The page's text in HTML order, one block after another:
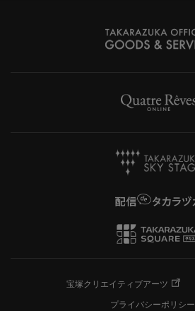
宝塚クリエイティブアーツ
プライバシーポリシー